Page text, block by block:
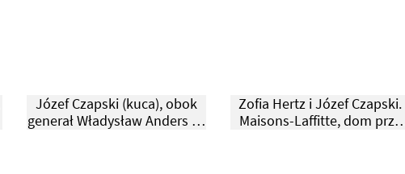
Józef Czapski (kuca), obok
generał Władysław Anders (w
Zofia Hertz i Józef Czapski.
Maisons-Laffitte, dom przy